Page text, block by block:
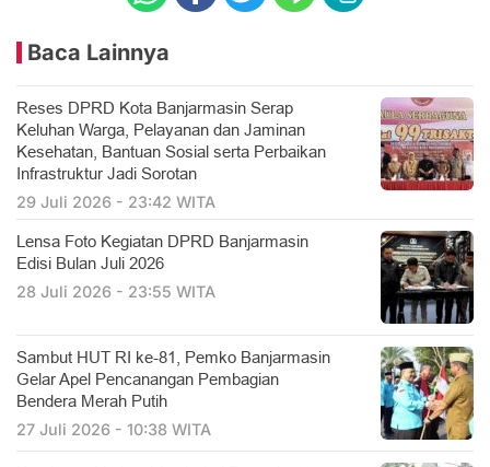
Baca Lainnya
Reses DPRD Kota Banjarmasin Serap
Keluhan Warga, Pelayanan dan Jaminan
Kesehatan, Bantuan Sosial serta Perbaikan
Infrastruktur Jadi Sorotan
29 Juli 2026 - 23:42 WITA
Lensa Foto Kegiatan DPRD Banjarmasin
Edisi Bulan Juli 2026
28 Juli 2026 - 23:55 WITA
Sambut HUT RI ke-81, Pemko Banjarmasin
Gelar Apel Pencanangan Pembagian
Bendera Merah Putih
27 Juli 2026 - 10:38 WITA